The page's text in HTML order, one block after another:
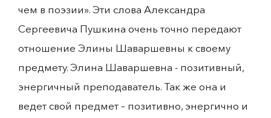
чем в поэзии». Эти слова Александра
Сергеевича Пушкина очень точно передают
отношение Элины Шаваршевны к своему
предмету. Элина Шаваршевна - позитивный,
энергичный преподаватель. Так же она и
ведет свой предмет – позитивно, энергично и